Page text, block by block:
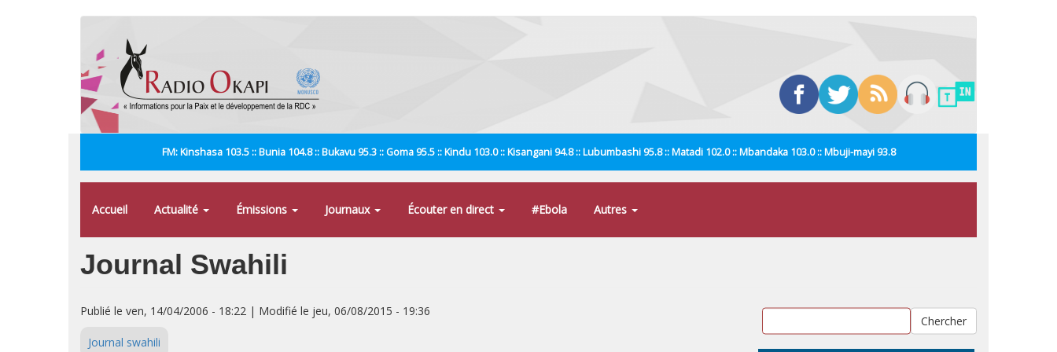
FM: Kinshasa 103.5 :: Bunia 104.8 :: Bukavu 95.3 :: Goma 95.5 :: Kindu 103.0 :: Kisangani 94.8 :: Lubumbashi 95.8 :: Matadi 102.0 :: Mbandaka 103.0 :: Mbuji-mayi 93.8
Accueil Actualité Émissions Journaux Écouter en direct #Ebola Autres
Journal Swahili
Publié le ven, 14/04/2006 - 18:22 | Modifié le jeu, 06/08/2015 - 19:36
Journal swahili
Chercher